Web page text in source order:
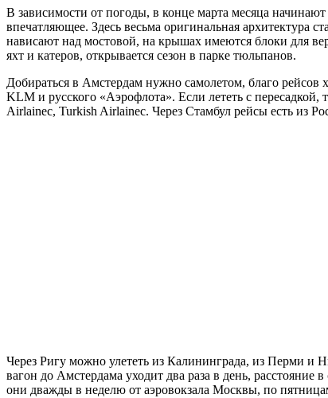
В зависимости от погоды, в конце марта месяца
впечатляющее. Здесь весьма оригинальная архитектура
нависают над мостовой, на крышах имеются блоки для
яхт и катеров, открывается сезон в парке тюльпанов.
Добираться в Амстердам нужно самолетом, благо рейсов
KLM и русского «Аэрофлота». Если лететь с
Airlainec, Turkish Airlainec. Через Стамбул рейсы есть из
Через Ригу можно улететь из Калининграда, из Перми и
вагон до Амстердама уходит два раза в день, расстояние
они дважды в неделю от аэровокзала Москвы, по